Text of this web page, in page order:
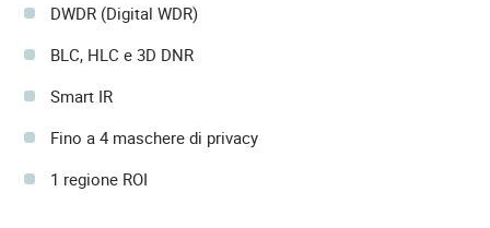
DWDR (Digital WDR)
BLC, HLC e 3D DNR
Smart IR
Fino a 4 maschere di privacy
1 regione ROI